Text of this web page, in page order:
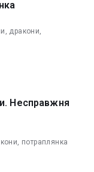
дракони,
Несправжня
потраплянка